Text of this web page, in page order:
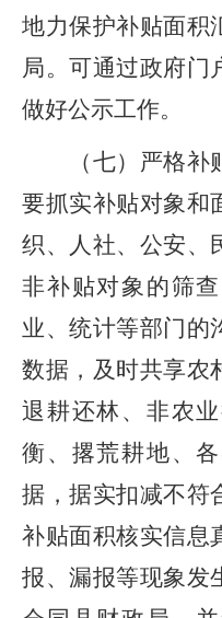
地力保护补贴面积
局。可通过政府门
做好公示工作。
（七）
严格补
要抓实补贴对象和
织、人社、公安、
非补贴对象的筛查
业、统计等部门的
数据，及时共享农
退耕还林、非农
衡、撂荒耕地、
据，据实扣减不符
补贴面积核实信息
报、漏报等现象发